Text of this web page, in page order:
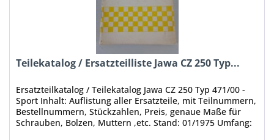
Teilekatalog / Ersatzteilliste Jawa CZ 250 Typ...
Ersatzteilkatalog / Teilekatalog Jawa CZ 250 Typ 471/00 -
Sport Inhalt: Auflistung aller Ersatzteile, mit Teilnummern,
Bestellnummern, Stückzahlen, Preis, genaue Maße für
Schrauben, Bolzen, Muttern ,etc. Stand: 01/1975 Umfang: